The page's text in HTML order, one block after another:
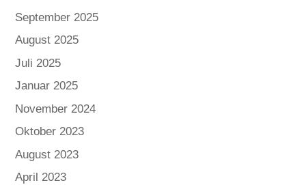
September 2025
August 2025
Juli 2025
Januar 2025
November 2024
Oktober 2023
August 2023
April 2023